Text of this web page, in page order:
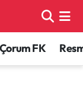
Çorum FK